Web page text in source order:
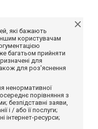
які бажають
користувачам
багатьом прийняти
для
для роз'яснення
ненормативної
порівняння з
безпідставні заяви,
і / або її послуги;
інтернет-ресурси;